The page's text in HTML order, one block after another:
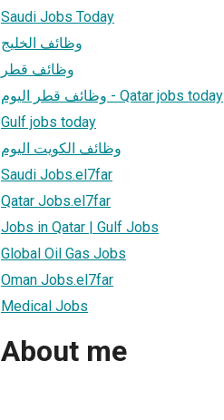
Saudi Jobs Today
وظائف الخليج
وظائف قطر
وظائف قطر اليوم - Qatar jobs today
Gulf jobs today
وظائف الكويت اليوم
Saudi Jobs.el7far
Qatar Jobs.el7far
Jobs in Qatar | Gulf Jobs
Global Oil Gas Jobs
Oman Jobs.el7far
Medical Jobs
About me